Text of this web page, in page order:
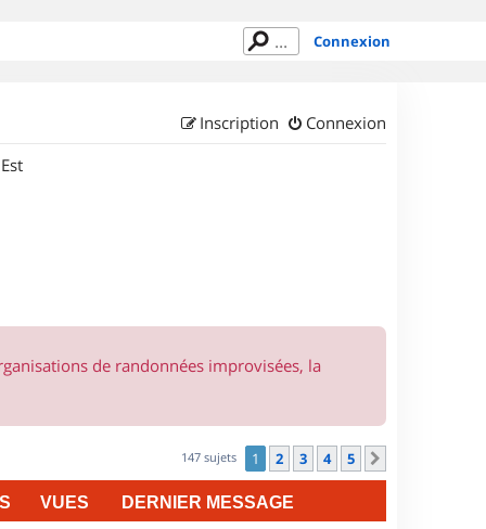
Connexion
Connexion
Inscription
de randonnées improvisées, la
147 sujets 1 2 3 4 5
VUES DERNIER MESSAGE